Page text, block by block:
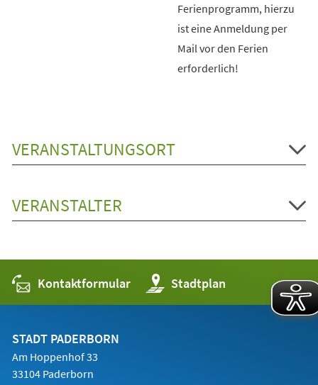
Ferienprogramm, hierzu
ist eine Anmeldung per
Mail vor den Ferien
erforderlich!
VERANSTALTUNGSORT
VERANSTALTER
Kontaktformular Stadtplan
(Öffnet
in
einem
STADT PADERBORN
Am Hoppenhof 33
33104 Paderborn